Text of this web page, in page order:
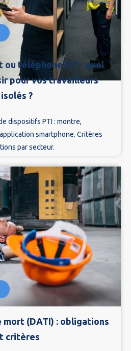
ou téléphone PTI : quel
pour vos travailleurs
isolés ?
dispositifs PTI : montre,
smartphone. Critères
par secteur.
(DATI) : obligations
critères